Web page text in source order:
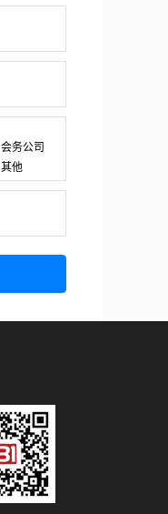
会务公司
其他